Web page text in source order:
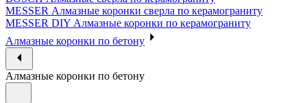
MESSER Алмазные коронки сверла по керамограниту
MESSER DIY Алмазные коронки по керамограниту
Алмазные коронки по бетону
Алмазные коронки по бетону